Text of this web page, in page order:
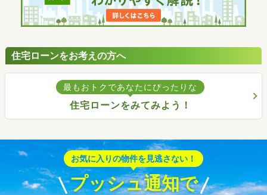
住宅ローンをお考えの方へ
最もおトクであなたにぴったりな
住宅ローンをみてみよう！
お気に入りの物件を見逃さない！
プッシュ通知で